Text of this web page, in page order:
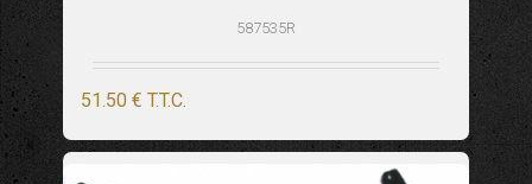
587535R
51.50 € T.T.C.